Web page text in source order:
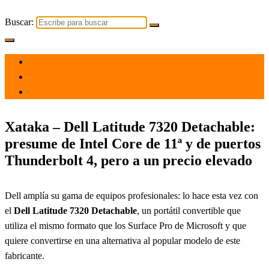
Buscar:
Xataka – Dell Latitude 7320 Detachable:
presume de Intel Core de 11ª y de puertos
Thunderbolt 4, pero a un precio elevado
Dell amplía su gama de equipos profesionales: lo hace esta vez con
el Dell Latitude 7320 Detachable, un portátil convertible que
utiliza el mismo formato que los Surface Pro de Microsoft y que
quiere convertirse en una alternativa al popular modelo de este
fabricante.